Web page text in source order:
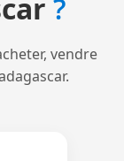
?
vendre